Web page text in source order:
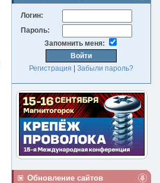
Логин:
Пароль:
Запомнить меня:
Регистрация Забыли пароль?
Обновление сайтов